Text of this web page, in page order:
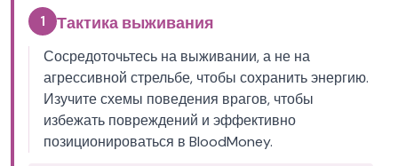
1 Тактика выживания
Сосредоточьтесь на выживании, а не на
агрессивной стрельбе, чтобы сохранить энергию.
Изучите схемы поведения врагов, чтобы
избежать повреждений и эффективно
позиционироваться в BloodMoney.